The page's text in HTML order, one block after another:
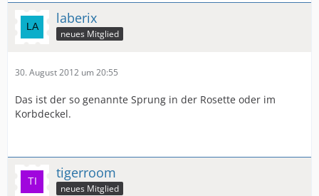
laberix
neues Mitglied
30. August 2012 um 20:55
Das ist der so genannte Sprung in der Rosette oder im
Korbdeckel.
tigerroom
neues Mitglied